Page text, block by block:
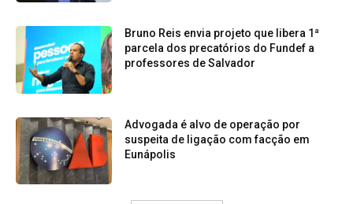
Bruno Reis envia projeto que libera 1ª
parcela dos precatórios do Fundef a
professores de Salvador
Advogada é alvo de operação por
suspeita de ligação com facção em
Eunápolis